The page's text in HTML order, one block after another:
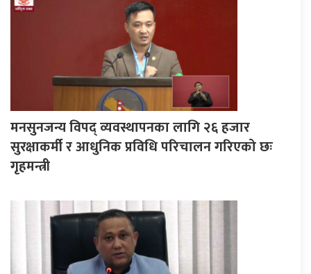
मनसुनजन्य विपद् व्यवस्थापनका लागि २६ हजार
सुरक्षाकर्मी र आधुनिक प्रविधि परिचालन गरिएको छः
गृहमन्त्री